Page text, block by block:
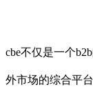
cbe不仅是一个
外市场的综合平